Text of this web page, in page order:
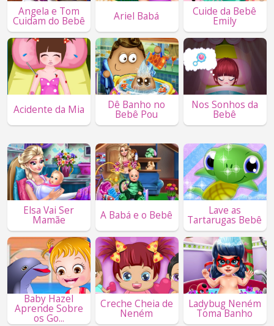
Angela e Tom
Cuidam do Bebê Ariel Babá Cuide da Bebê
Emily
Acidente da Mia Dê Banho no
Bebê Pou
Nos Sonhos da
Bebê
Elsa Vai Ser
Mamãe A Babá e o Bebê Lave as
Tartarugas Bebê
Baby Hazel
Aprende Sobre
os Go...
Creche Cheia de
Neném
Ladybug Neném
Toma Banho